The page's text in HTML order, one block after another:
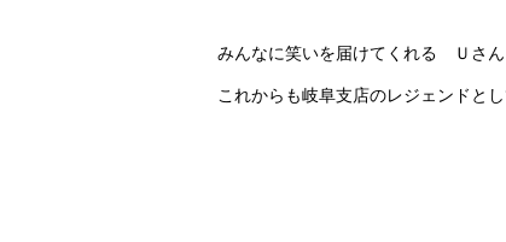
みんなに笑いを届けてくれる Ｕさん
これからも岐阜支店のレジェンドと